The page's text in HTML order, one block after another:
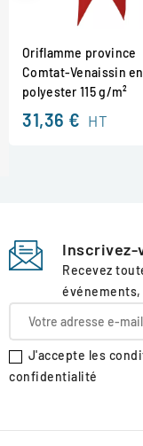
Oriflamme province
Comtat-Venaissin
polyester 115 g/m²
31,36 € HT
Inscrivez-
Recevez
J'accepte les
confidentialité